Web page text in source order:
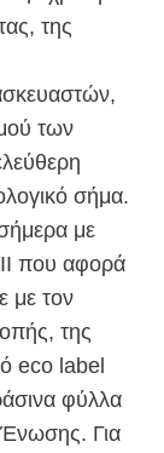
της
των
σήμα.
με
που αφορά
με τον
της
eco label
φύλλα
Για